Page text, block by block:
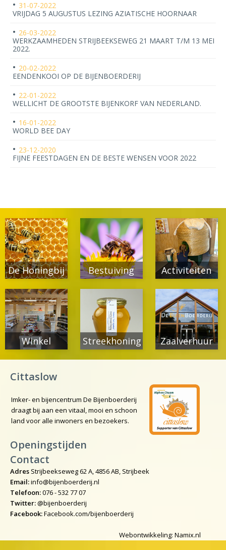
31-07-2022
VRIJDAG 5 AUGUSTUS LEZING AZIATISCHE HOORNAAR
26-03-2022
WERKZAAMHEDEN STRIJBEEKSEWEG 21 MAART T/M 13 MEI
2022.
20-02-2022
EENDENKOOI OP DE BIJENBOERDERIJ
22-01-2022
WELLICHT DE GROOTSTE BIJENKORF VAN NEDERLAND.
16-01-2022
WORLD BEE DAY
23-12-2020
FIJNE FEESTDAGEN EN DE BESTE WENSEN VOOR 2022
De Honingbij Bestuiving Activiteiten
Winkel Streekhoning Zaalverhuur
Cittaslow
Imker- en bijencentrum De Bijenboerderij
draagt bij aan een vitaal, mooi en schoon
land voor alle inwoners en bezoekers.
Openingstijden
Contact
Adres Strijbeekseweg 62 A, 4856 AB, Strijbeek
Email:info@bijenboerderij.nl
Telefoon:076 - 532 77 07
Twitter:@bijenboerderij
Facebook:Facebook.com/bijenboerderij
Webontwikkeling: Namix.nl